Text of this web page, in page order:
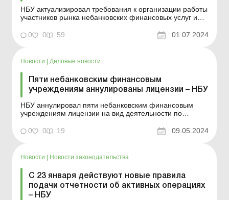
НБУ актуализировал требования к организации работы
участников рынка небанковских финансовых услуг и
деятельности в переходный период после введения в
действие Законов от 18.11.2021 № 1909-IX «О
0 0 59 01.07.2024
Новости Деловые новости
Пяти небанковским финансовым
учреждениям аннулированы лицензии – НБУ
НБУ аннулировал пяти небанковским финансовым
учреждениям лицензии на вид деятельности по
Государственного реестра финансовых учреждений.
Еще одному небанковскому финансовому учреждению
компании. ...
0 0 19 09.05.2024
Новости Новости законодательства
С 23 января действуют новые правила
подачи отчетности об активных операциях
– НБУ